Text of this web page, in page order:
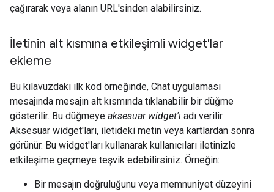
çağırarak veya alanın URL'sinden alabilirsiniz.
İletinin alt kısmına etkileşimli widget'lar
ekleme
Bu kılavuzdaki ilk kod örneğinde, Chat uygulaması
mesajında mesajın alt kısmında tıklanabilir bir düğme
gösterilir. Bu düğmeye aksesuar widget'ı adı verilir.
Aksesuar widget'ları, iletideki metin veya kartlardan sonra
görünür. Bu widget'ları kullanarak kullanıcıları iletinizle
etkileşime geçmeye teşvik edebilirsiniz. Örneğin:
Bir mesajın doğruluğunu veya memnuniyet düzeyini